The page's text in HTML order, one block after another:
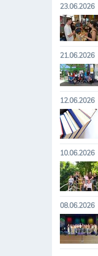
23.06.2026
21.06.2026
12.06.2026
10.06.2026
08.06.2026